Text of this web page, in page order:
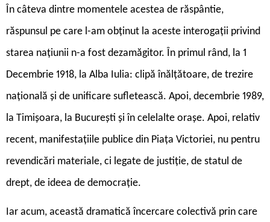
În câteva dintre momentele acestea de răspântie,
răspunsul pe care l-am obținut la aceste interogații privind
starea națiunii n-a fost dezamăgitor. În primul rând, la 1
Decembrie 1918, la Alba Iulia: clipă înălțătoare, de trezire
națională și de unificare sufletească. Apoi, decembrie 1989,
la Timișoara, la București și în celelalte orașe. Apoi, relativ
recent, manifestațiile publice din Piața Victoriei, nu pentru
revendicări materiale, ci legate de justiție, de statul de
drept, de ideea de democrație.
Iar acum, această dramatică încercare colectivă prin care